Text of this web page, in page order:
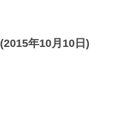
(2015年10月10日)